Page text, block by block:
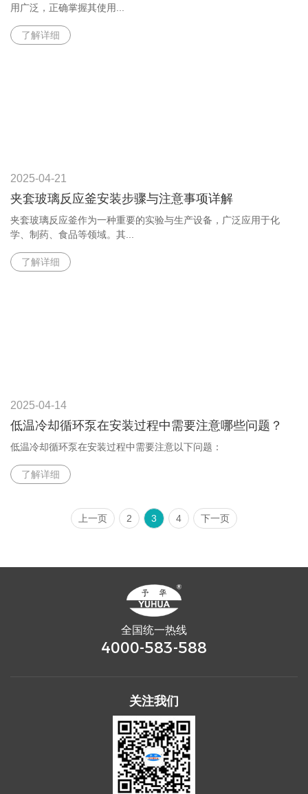
用广泛，正确掌握其使用...
了解详细
2025-04-21
夹套玻璃反应釜安装步骤与注意事项详解
夹套玻璃反应釜作为一种重要的实验与生产设备，广泛应用于化
学、制药、食品等领域。其...
了解详细
2025-04-14
低温冷却循环泵在安装过程中需要注意哪些问题？
低温冷却循环泵在安装过程中需要注意以下问题：
了解详细
上一页 2 3 4 下一页
全国统一热线
4000-583-588
关注我们